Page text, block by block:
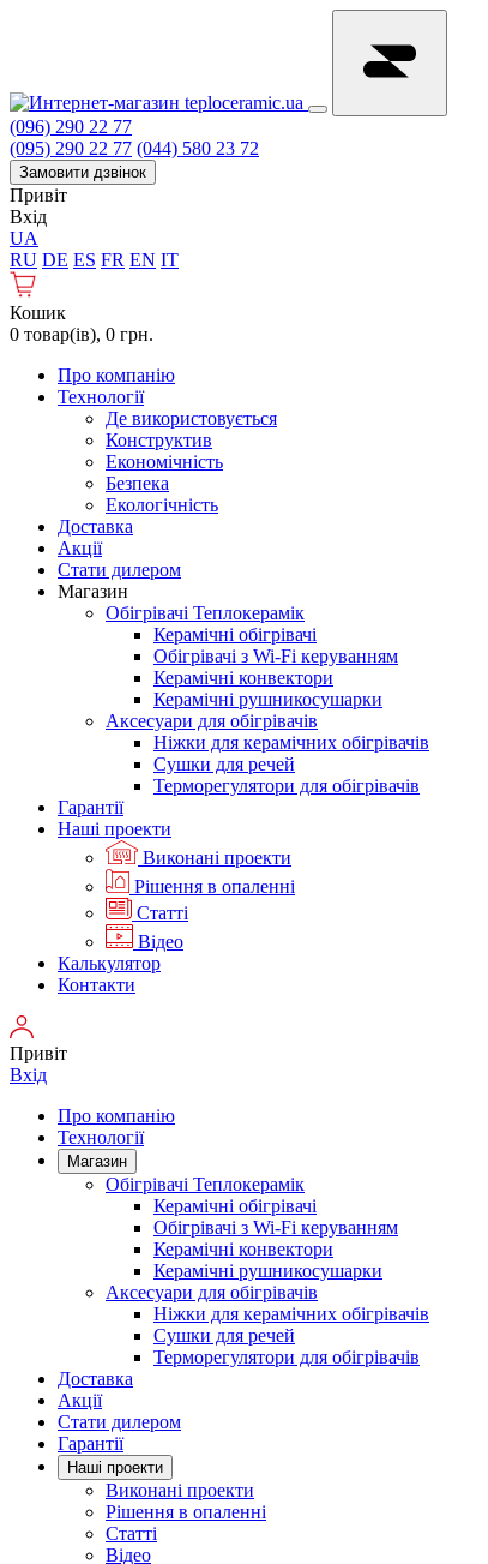
(096) 290 22 77
(095) 290 22 77 (044) 580 23 72
Замовити дзвінок
Привіт
Вхід
UA
RU DE ES FR EN IT
Кошик
0 товар(ів), 0 грн.
Про компанію
Технології
Де використовується
Конструктив
Економічність
Безпека
Екологічність
Доставка
Акції
Стати дилером
Магазин
Обігрівачі Теплокерамік
Керамічні обігрівачі
Обігрівачі з Wi-Fi керуванням
Керамічні конвектори
Керамічні рушникосушарки
Аксесуари для обігрівачів
Ніжки для керамічних обігрівачів
Сушки для речей
Терморегулятори для обігрівачів
Гарантії
Нашi проекти
Виконані проекти
Рішення в опаленні
Статті
Відео
Калькулятор
Контакти
Привіт
Вхід
Про компанію
Технології
Магазин
Обігрівачі Теплокерамік
Керамічні обігрівачі
Обігрівачі з Wi-Fi керуванням
Керамічні конвектори
Керамічні рушникосушарки
Аксесуари для обігрівачів
Ніжки для керамічних обігрівачів
Сушки для речей
Терморегулятори для обігрівачів
Доставка
Акції
Стати дилером
Гарантії
Нашi проекти
Виконані проекти
Рішення в опаленні
Статті
Відео